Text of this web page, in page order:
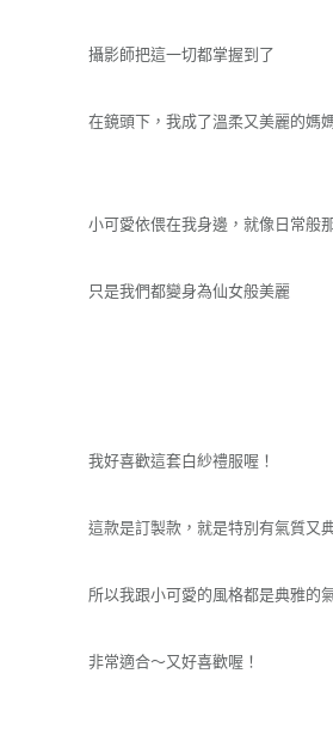
攝影師把這一切都掌握到了
在鏡頭下，我成了溫柔又美麗的媽
小可愛依偎在我身邊，就像日常般
只是我們都變身為仙女般美麗
我好喜歡這套白紗禮服喔！
這款是訂製款，就是特別有氣質又
所以我跟小可愛的風格都是典雅的
非常適合～又好喜歡喔！